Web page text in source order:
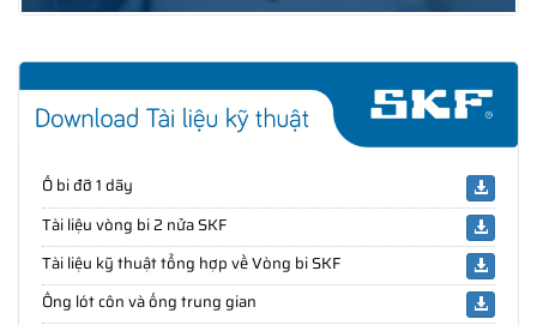
Ổ bi đỡ 1 dãy
Tài liệu vòng bi 2 nửa SKF
Tài liệu kỹ thuật tổng hợp về Vòng bi SKF
Ống lót côn và ống trung gian